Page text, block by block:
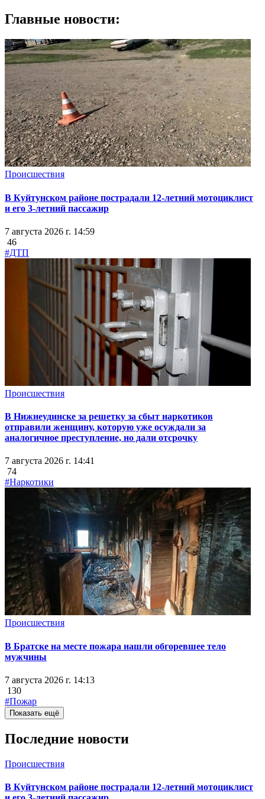
Главные новости:
Происшествия
В Куйтунском районе пострадали 12-летний мотоциклист
и его 3-летний пассажир
7 августа 2026 г. 14:59
46
#ДТП
Происшествия
В Нижнеудинске за решетку за сбыт наркотиков
отправили женщину, которую уже осуждали за
аналогичное преступление, но дали отсрочку
7 августа 2026 г. 14:41
74
#Наркотики
Происшествия
В Братске на месте пожара нашли обгоревшее тело
мужчины
7 августа 2026 г. 14:13
130
#Пожар
Показать ещё
Последние новости
Происшествия
В Куйтунском районе пострадали 12-летний мотоциклист